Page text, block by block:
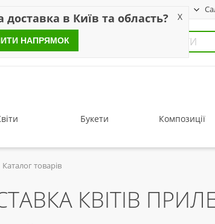
since 1999
Букети Композиції
Каталог товарів
КВІТІВ
доставка в Київ та область? X
НАПРЯМОК